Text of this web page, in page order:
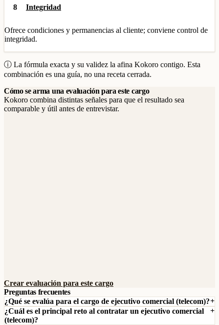
8 Integridad
Ofrece condiciones y permanencias al cliente; conviene control de
integridad.
ⓘ La fórmula exacta y su validez la afina Kokoro contigo. Esta
combinación es una guía, no una receta cerrada.
Cómo se arma una evaluación para este cargo
Kokoro combina distintas señales para que el resultado sea
comparable y útil antes de entrevistar.
Crear evaluación para este cargo
Preguntas frecuentes
¿Qué se evalúa para el cargo de ejecutivo comercial (telecom)?
¿Cuál es el principal reto al contratar un ejecutivo comercial
(telecom)?